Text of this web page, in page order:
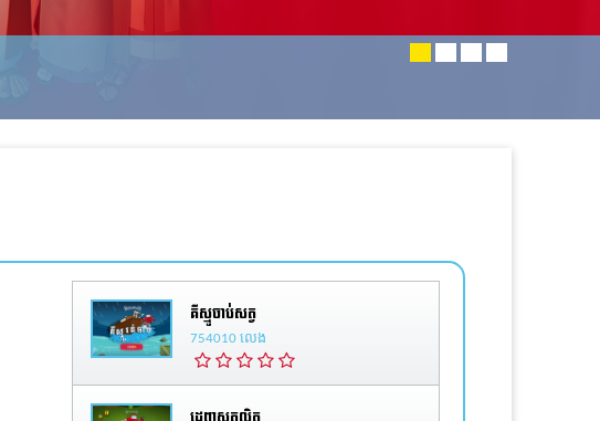
គីស្មូចាប់សត្វ
754010 លេង